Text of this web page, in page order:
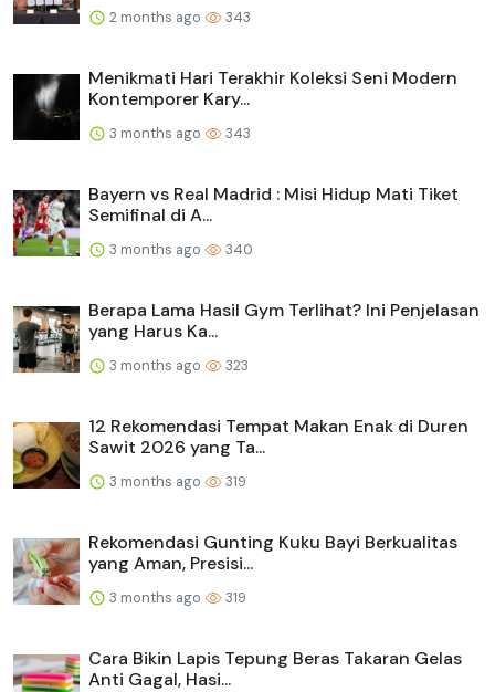
2 months ago 343
Menikmati Hari Terakhir Koleksi Seni Modern
Kontemporer Kary...
3 months ago 343
Bayern vs Real Madrid : Misi Hidup Mati Tiket
Semifinal di A...
3 months ago 340
Berapa Lama Hasil Gym Terlihat? Ini Penjelasan
yang Harus Ka...
3 months ago 323
12 Rekomendasi Tempat Makan Enak di Duren
Sawit 2026 yang Ta...
3 months ago 319
Rekomendasi Gunting Kuku Bayi Berkualitas
yang Aman, Presisi...
3 months ago 319
Cara Bikin Lapis Tepung Beras Takaran Gelas
Anti Gagal, Hasi...